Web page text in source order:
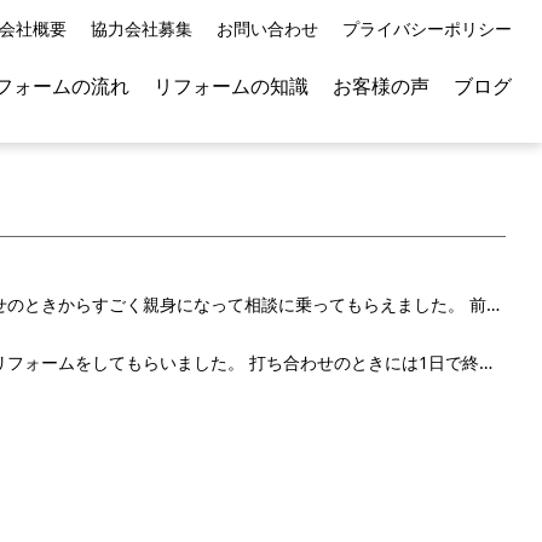
会社概要 協力会社募集 お問い合わせ プライバシーポリシー
ォームの流れ リフォームの知識 お客様の声 ブログ
打ち合わせのときからすごく親身になって相談に乗ってもらえました。 前にキッチンのリフォームを考え...
トイレのリフォームをしてもらいました。 打ち合わせのときには1日で終わると聞いていましたが少し不安...